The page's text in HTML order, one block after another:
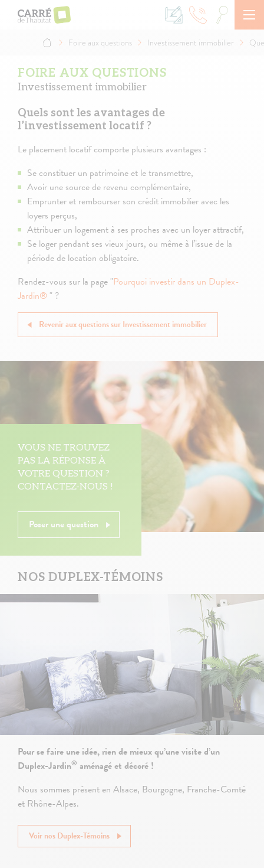
contenu
Foire aux questions Investissement immobilier
FOIRE AUX QUESTIONS
Investissement immobilier
Quels sont les avantages de
l’investissement locatif ?
Le placement locatif comporte plusieurs avantages :
Se constituer un patrimoine et le transmettre,
Avoir une source de revenu complémentaire,
Emprunter et rembourser son crédit immobilier avec les
loyers perçus,
Attribuer un logement à ses proches avec un loyer attractif,
Se loger pendant ses vieux jours, ou même à l’issue de la
période de location obligatoire.
Rendez-vous sur la page "Pourquoi investir dans un Duplex-
Jardin® " ?
Revenir aux questions sur Investissement immobilier
VOUS NE TROUVEZ
PAS LA RÉPONSE À
VOTRE QUESTION ?
CONTACTEZ-NOUS !
Poser une question
NOS DUPLEX-TÉMOINS
Pour se faire une idée, rien de mieux qu’une visite d’un
Duplex-Jardin® aménagé et décoré !
Nous sommes présent en Alsace, Bourgogne, Franche-Comté
et Rhône-Alpes.
Voir nos Duplex-Témoins